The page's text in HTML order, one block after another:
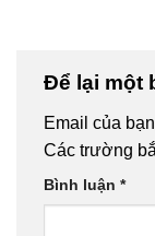
Để lại một
Email của
Các trường
Bình luận *